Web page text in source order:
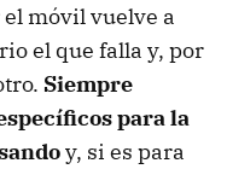
móvil vuelve a
el que falla y, por
Siempre
para la
y, si es para